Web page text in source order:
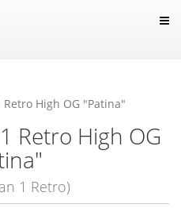
High OG "Patina"
Retro High OG
1 Retro)